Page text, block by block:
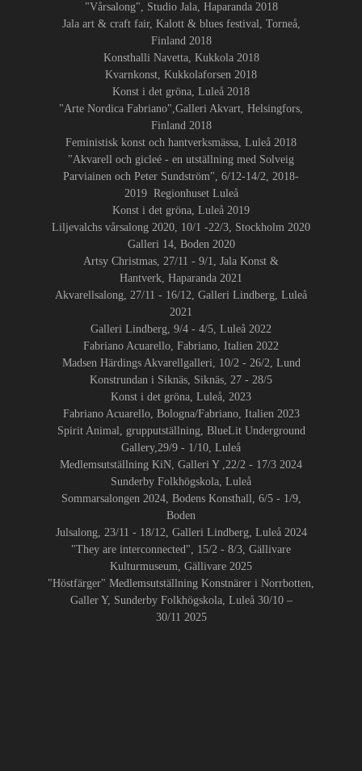
"Vårsalong", Studio Jala, Haparanda 2018
Jala art & craft fair, Kalott & blues festival, Torneå,
Finland 2018
Konsthalli Navetta, Kukkola 2018
Kvarnkonst, Kukkolaforsen 2018
Konst i det gröna, Luleå 2018
"Arte Nordica Fabriano",Galleri Akvart, Helsingfors,
Finland 2018
Feministisk konst och hantverksmässa, Luleå 2018
"Akvarell och gicleé - en utställning med Solveig
Parviainen och Peter Sundström", 6/12-14/2, 2018-
2019 Regionhuset Luleå
Konst i det gröna, Luleå 2019
Liljevalchs vårsalong 2020, 10/1 -22/3, Stockholm 2020
Galleri 14, Boden 2020
Artsy Christmas, 27/11 - 9/1, Jala Konst &
Hantverk, Haparanda 2021
Akvarellsalong, 27/11 - 16/12, Galleri Lindberg, Luleå
2021
Galleri Lindberg, 9/4 - 4/5, Luleå 2022
Fabriano Acuarello, Fabriano, Italien 2022
Madsen Härdings Akvarellgalleri, 10/2 - 26/2, Lund
Konstrundan i Siknäs, Siknäs, 27 - 28/5
Konst i det gröna, Luleå, 2023
Fabriano Acuarello, Bologna/Fabriano, Italien 2023
Spirit Animal, grupputställning, BlueLit Underground
Gallery,29/9 - 1/10, Luleå
Medlemsutställning KiN, Galleri Y ,22/2 - 17/3 2024
Sunderby Folkhögskola, Luleå
Sommarsalongen 2024, Bodens Konsthall, 6/5 - 1/9,
Boden
Julsalong, 23/11 - 18/12, Galleri Lindberg, Luleå 2024
"They are interconnected", 15/2 - 8/3, Gällivare
Kulturmuseum, Gällivare 2025
"Höstfärger" Medlemsutställning Konstnärer i Norrbotten,
Galler Y, Sunderby Folkhögskola, Luleå 30/10 –
30/11 2025